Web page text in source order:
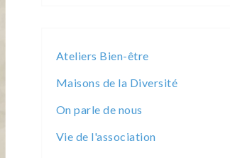
Ateliers Bien-être
Maisons de la Diversité
On parle de nous
Vie de l'association